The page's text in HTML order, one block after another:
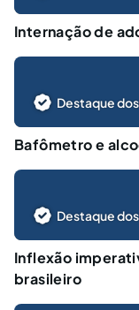
Internação de
Destaque
Bafômetro e
Destaque
Inflexão
brasileiro